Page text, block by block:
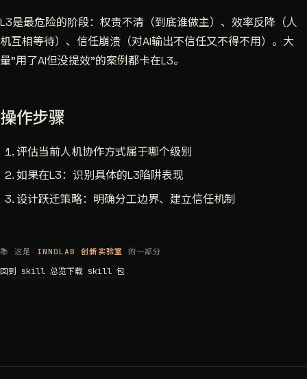
L3是最危险的阶段：权责不清（到底谁做主）、效率反降（人
机互相等待）、信任崩溃（对AI输出不信任又不得不用）。大
量"用了AI但没提效"的案例都卡在L3。
操作步骤
评估当前人机协作方式属于哪个级别
如果在L3：识别具体的L3陷阱表现
设计跃迁策略：明确分工边界、建立信任机制
📚 这是 INNOLAB 创新实验室 的一部分
回到 skill 总览下载 skill 包